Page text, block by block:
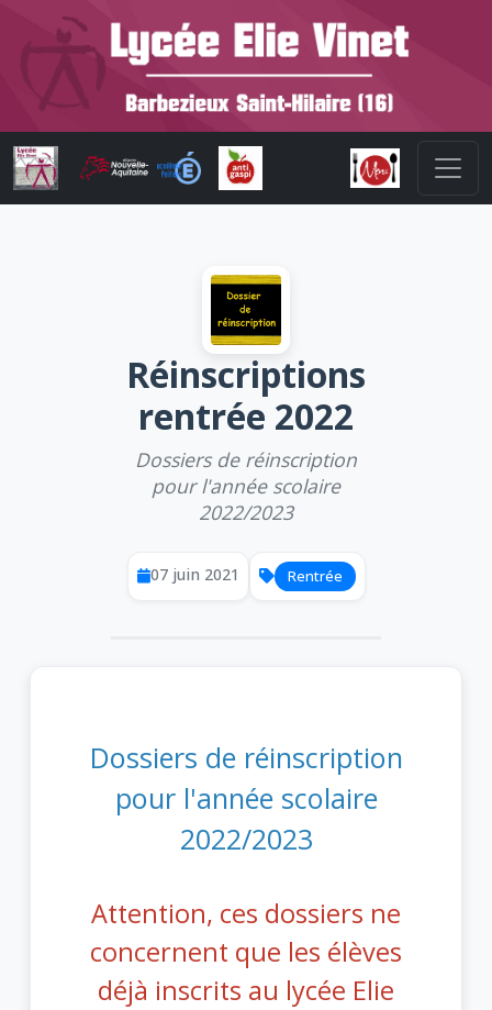
Réinscriptions
rentrée 2022
Dossiers de réinscription
pour l'année scolaire
2022/2023
07 juin 2021 Rentrée
Dossiers de réinscription
pour l'année scolaire
2022/2023
Attention, ces dossiers ne
concernent que les élèves
déjà inscrits au lycée Elie